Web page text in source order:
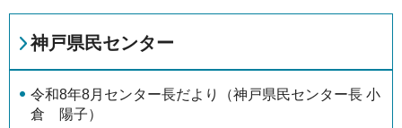
神戸県民センター
令和8年8月センター長だより（神戸県民センター長 小
倉 陽子）